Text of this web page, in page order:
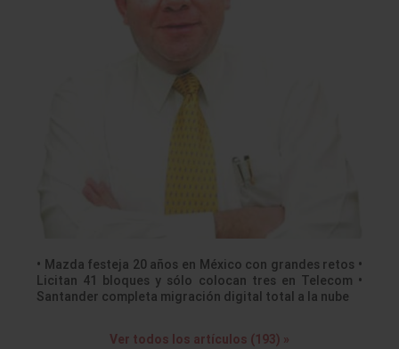
• Mazda festeja 20 años en México con grandes retos •
Licitan 41 bloques y sólo colocan tres en Telecom •
Santander completa migración digital total a la nube
Ver todos los artículos (193) »